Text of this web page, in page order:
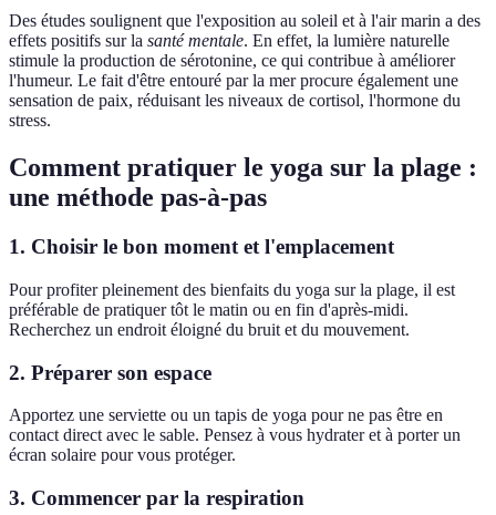
Des études soulignent que l'exposition au soleil et à l'air marin a des
effets positifs sur la santé mentale. En effet, la lumière naturelle
stimule la production de sérotonine, ce qui contribue à améliorer
l'humeur. Le fait d'être entouré par la mer procure également une
sensation de paix, réduisant les niveaux de cortisol, l'hormone du
stress.
Comment pratiquer le yoga sur la plage :
une méthode pas-à-pas
1. Choisir le bon moment et l'emplacement
Pour profiter pleinement des bienfaits du yoga sur la plage, il est
préférable de pratiquer tôt le matin ou en fin d'après-midi.
Recherchez un endroit éloigné du bruit et du mouvement.
2. Préparer son espace
Apportez une serviette ou un tapis de yoga pour ne pas être en
contact direct avec le sable. Pensez à vous hydrater et à porter un
écran solaire pour vous protéger.
3. Commencer par la respiration